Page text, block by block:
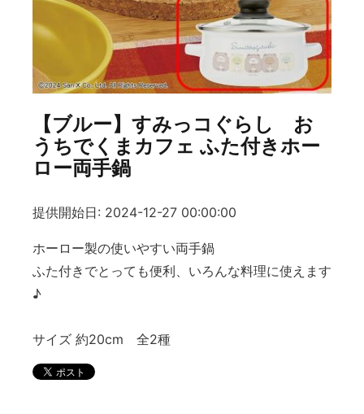
【ブルー】すみっコぐらし お
うちでくまカフェ ふた付きホー
ロー両手鍋
提供開始日: 2024-12-27 00:00:00
ホーロー製の使いやすい両手鍋
ふた付きでとっても便利、いろんな料理に使えます
♪
サイズ 約20cm 全2種